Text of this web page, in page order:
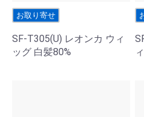
お取り寄せ
SF-T305(U) レオンカ ウィ
ッグ 白髪80%